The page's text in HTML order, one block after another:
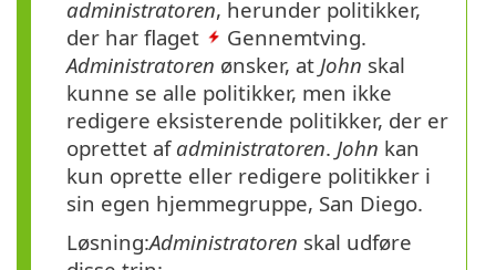
administratoren, herunder politikker,
der har flaget
Gennemtving.
Administratoren ønsker, at John skal
kunne se alle politikker, men ikke
redigere eksisterende politikker, der er
oprettet af administratoren. John kan
kun oprette eller redigere politikker i
sin egen hjemmegruppe, San Diego.
Løsning:Administratoren skal udføre